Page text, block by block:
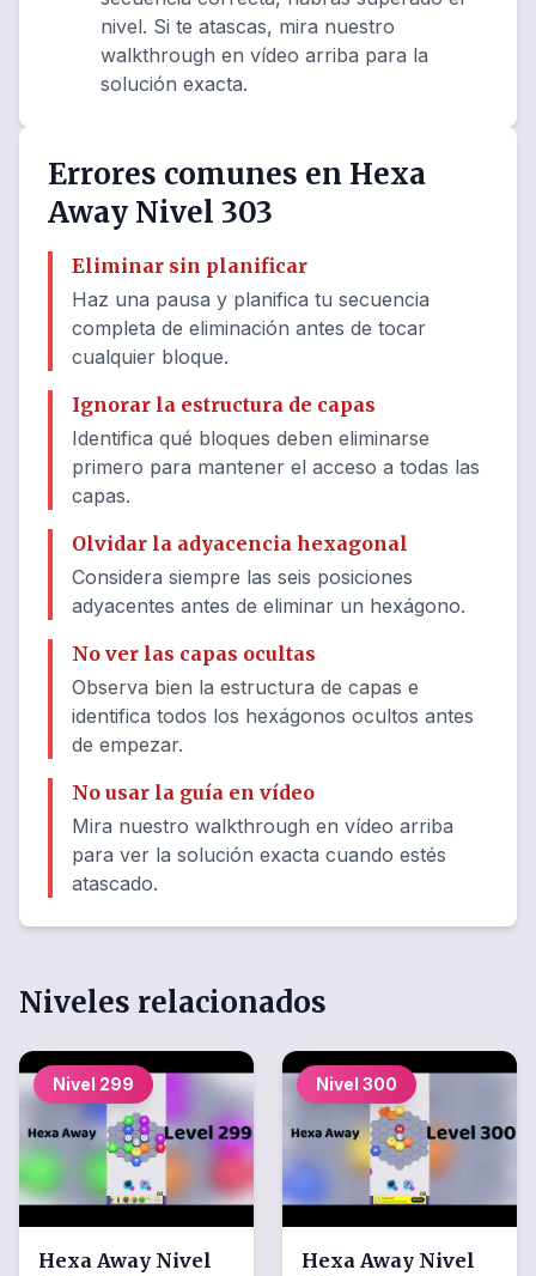
nivel. Si te atascas, mira nuestro
walkthrough en vídeo arriba para la
solución exacta.
Errores comunes en Hexa
Away Nivel 303
Eliminar sin planificar
Haz una pausa y planifica tu secuencia
completa de eliminación antes de tocar
cualquier bloque.
Ignorar la estructura de capas
Identifica qué bloques deben eliminarse
primero para mantener el acceso a todas las
capas.
Olvidar la adyacencia hexagonal
Considera siempre las seis posiciones
adyacentes antes de eliminar un hexágono.
No ver las capas ocultas
Observa bien la estructura de capas e
identifica todos los hexágonos ocultos antes
de empezar.
No usar la guía en vídeo
Mira nuestro walkthrough en vídeo arriba
para ver la solución exacta cuando estés
atascado.
Niveles relacionados
Nivel 299
Hexa Away Nivel
Nivel 300
Hexa Away Nivel